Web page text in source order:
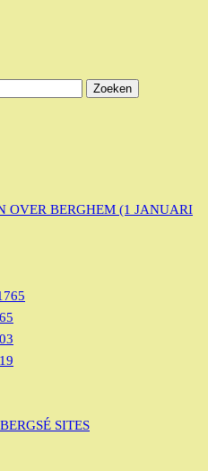
mensen
OVER BERGHEM (1 JANUARI
SITES